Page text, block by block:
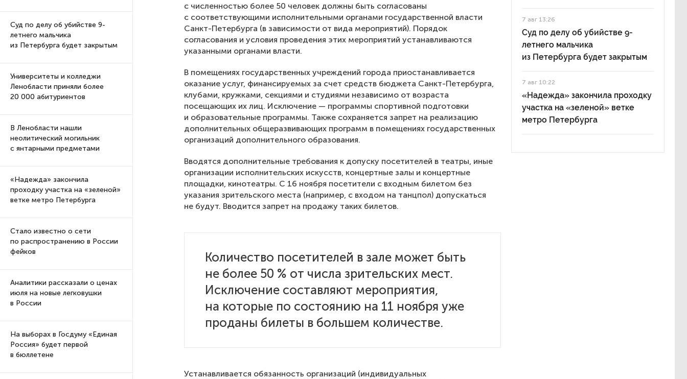
Суд по делу об убийстве 9-
летнего мальчика
из Петербурга будет закрытым
Университеты и колледжи
Ленобласти приняли более
20 000 абитуриентов
В Ленобласти нашли
неолитический могильник
с янтарными предметами
«Надежда» закончила
проходку участка на «зеленой»
ветке метро Петербурга
Стало известно о сети
по распространению в России
фейков
Аналитики рассказали о ценах
июля на новые легковушки
в России
На выборах в Госдуму «Единая
Россия» будет первой
в бюллетене
с численностью более 50 человек должны быть согласованы
с соответствующими исполнительными органами государственной власти
Санкт-Петербурга (в зависимости от вида мероприятий). Порядок
согласования и условия проведения этих мероприятий устанавливаются
указанными органами власти.
В помещениях государственных учреждений города приостанавливается
оказание услуг, финансируемых за счет средств бюджета Санкт-Петербурга,
клубами, кружками, секциями и студиями независимо от возраста
посещающих их лиц. Исключение — программы спортивной подготовки
и образовательные программы. Также сохраняется запрет на реализацию
дополнительных общеразвивающих программ в помещениях государственных
организаций дополнительного образования.
Вводятся дополнительные требования к допуску посетителей в театры, иные
организации исполнительских искусств, концертные залы и концертные
площадки, кинотеатры. С 16 ноября посетители с входным билетом без
указания зрительского места (например, с входом на танцпол) допускаться
не будут. Вводится запрет на продажу таких билетов.
Количество посетителей в зале может быть
не более 50 % от числа зрительских мест.
Исключение составляют мероприятия,
на которые по состоянию на 11 ноября уже
проданы билеты в большем количестве.
Устанавливается обязанность организаций (индивидуальных
7 авг 13:26
Суд по делу об убийстве 9-
летнего мальчика
из Петербурга будет закрытым
7 авг 10:22
«Надежда» закончила проходку
участка на «зеленой» ветке
метро Петербурга